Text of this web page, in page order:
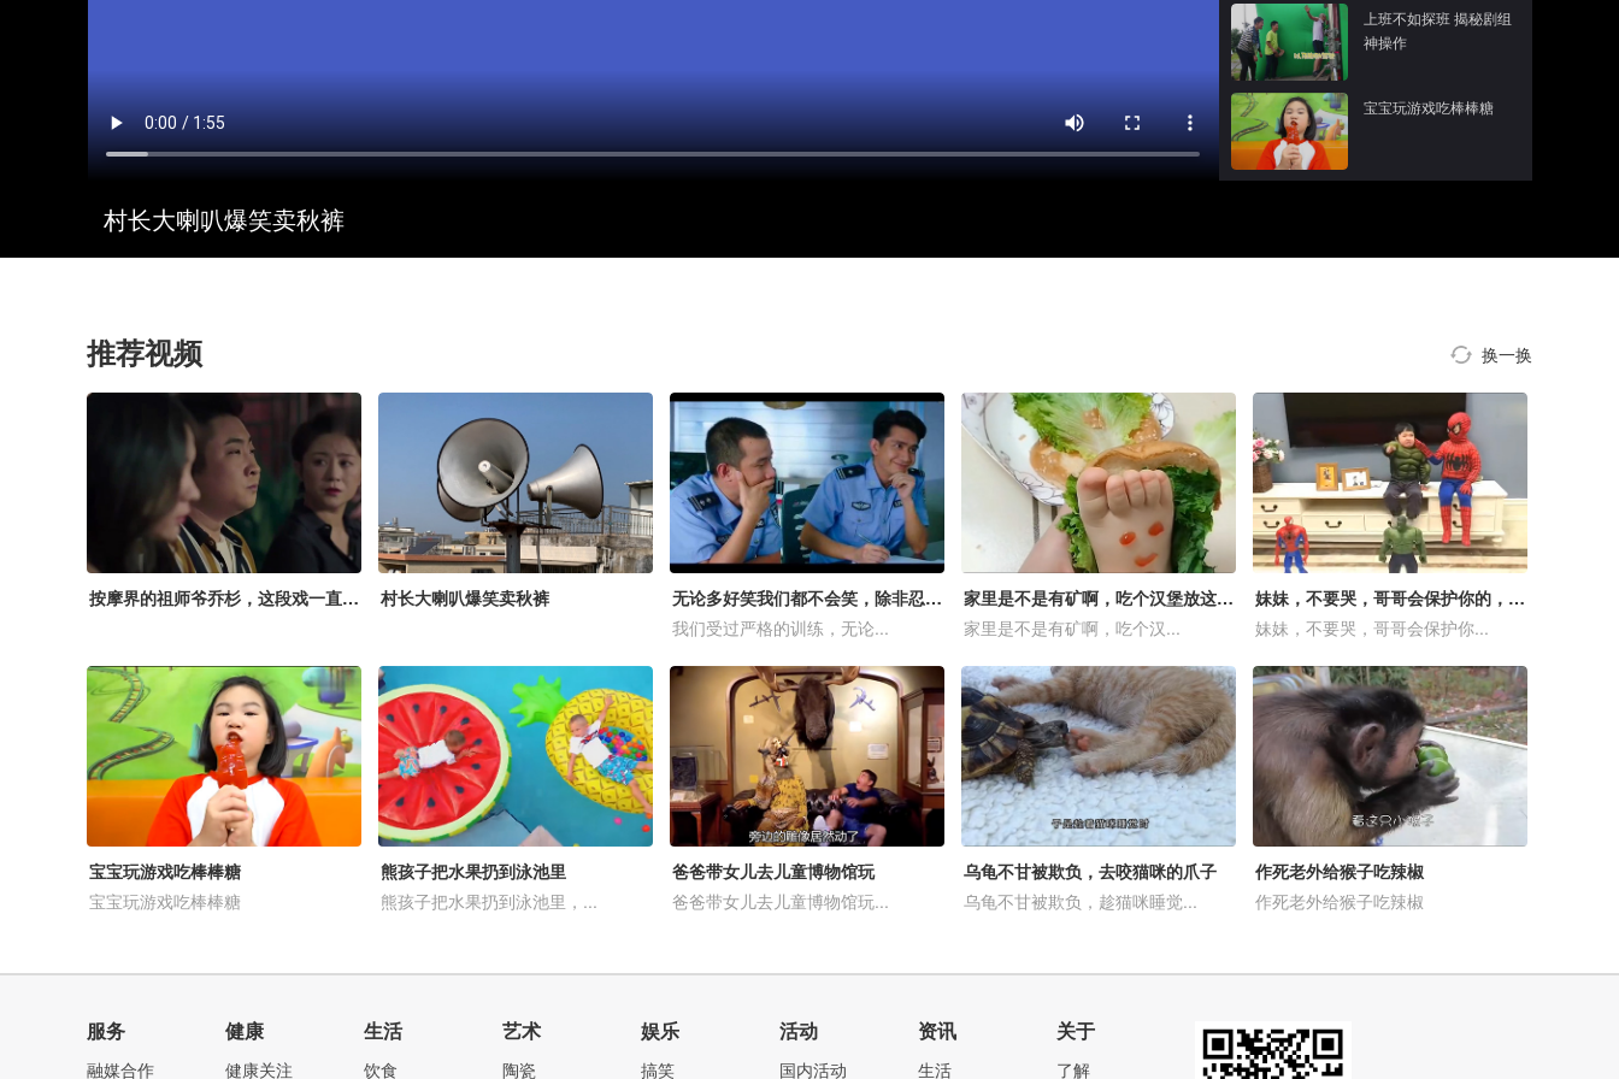
村长大喇叭爆笑卖秋裤
上班不如探班 揭秘剧组
神操作
宝宝玩游戏吃棒棒糖
推荐视频 换一换
按摩界的祖师爷乔杉，这段戏一直被模仿从未被超越，笑得肚子疼！ 村长大喇叭爆笑卖秋裤
无论多好笑我们都不会笑，除非忍不住
我们受过严格的训练，无论...
家里是不是有矿啊，吃个汉堡放这么多的肉！
家里是不是有矿啊，吃个汉...
妹妹，不要哭，哥哥会保护你的，好暖
妹妹，不要哭，哥哥会保护你...
宝宝玩游戏吃棒棒糖
宝宝玩游戏吃棒棒糖
熊孩子把水果扔到泳池里
熊孩子把水果扔到泳池里，...
爸爸带女儿去儿童博物馆玩
爸爸带女儿去儿童博物馆玩...
乌龟不甘被欺负，去咬猫咪的爪子
乌龟不甘被欺负，趁猫咪睡觉...
作死老外给猴子吃辣椒
作死老外给猴子吃辣椒
服务
融媒合作
健康
健康关注
生活
饮食
艺术
陶瓷
娱乐
搞笑
活动
国内活动
资讯
生活
关于
了解